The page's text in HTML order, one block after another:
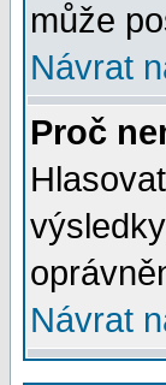
může
Návrat
Proč
Návrat